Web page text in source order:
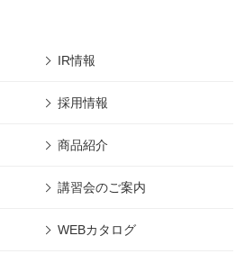
IR情報
採用情報
商品紹介
講習会のご案内
WEBカタログ